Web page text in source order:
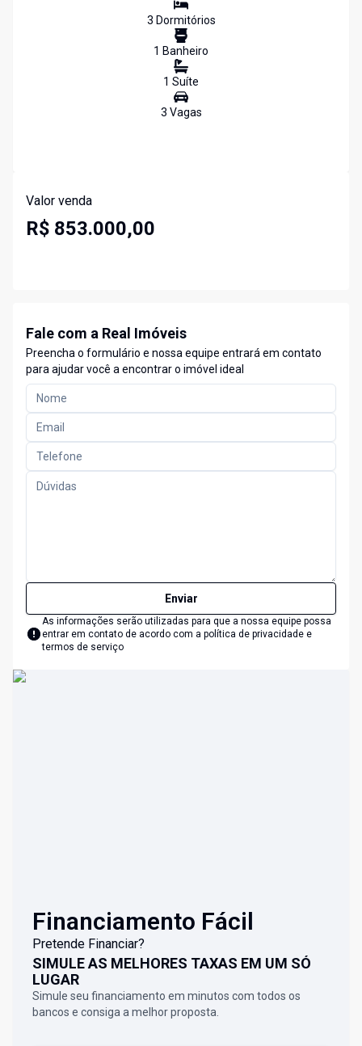
3 Dormitórios
1 Banheiro
1 Suíte
3 Vagas
Valor venda
R$ 853.000,00
Fale com a Real Imóveis
Preencha o formulário e nossa equipe entrará em contato
para ajudar você a encontrar o imóvel ideal
Enviar
As informações serão utilizadas para que a nossa equipe possa
entrar em contato de acordo com a política de privacidade e
termos de serviço
Financiamento Fácil
Pretende Financiar?
SIMULE AS MELHORES TAXAS EM UM SÓ
LUGAR
Simule seu financiamento em minutos com todos os
bancos e consiga a melhor proposta.